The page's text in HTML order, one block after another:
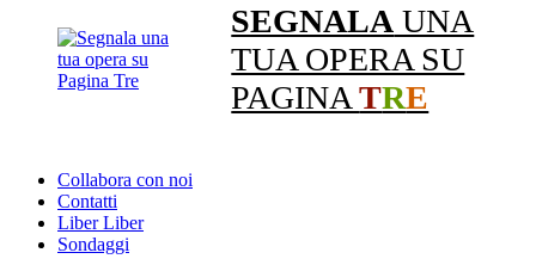
SEGNALA UNA
TUA OPERA SU
PAGINATRE
Collabora con noi
Contatti
Liber Liber
Sondaggi